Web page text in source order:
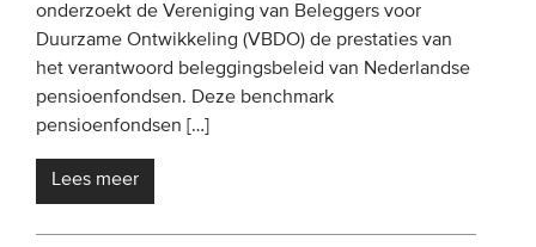
onderzoekt de Vereniging van Beleggers voor
Duurzame Ontwikkeling (VBDO) de prestaties van
het verantwoord beleggingsbeleid van Nederlandse
pensioenfondsen. Deze benchmark
pensioenfondsen […]
Lees meer